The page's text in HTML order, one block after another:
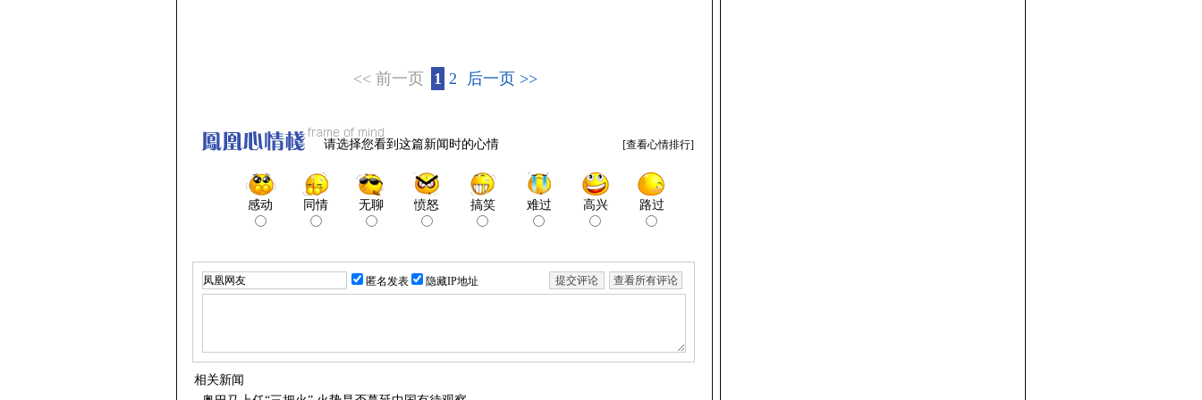
<< 前一页 1 2 后一页 >>
请选择您看到这篇新闻时的心情 [查看心情排行]
感动 同情 无聊 愤怒 搞笑 难过 高兴 路过
匿名发表 隐藏IP地址
相关新闻